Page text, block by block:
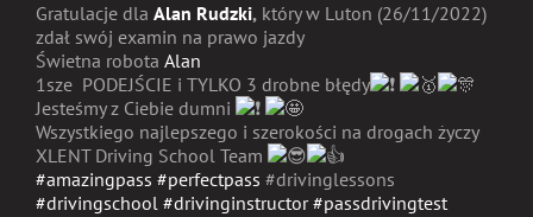
Gratulacje dla Alan Rudzki, który w Luton (26/11/2022)
zdał swój examin na prawo jazdy
Świetna robota Alan
1sze PODEJŚCIE i TYLKO 3 drobne błędy
Jesteśmy z Ciebie dumni
Wszystkiego najlepszego i szerokości na drogach życzy
XLENT Driving School Team
#amazingpass #perfectpass #drivinglessons
#drivingschool #drivinginstructor #passdrivingtest